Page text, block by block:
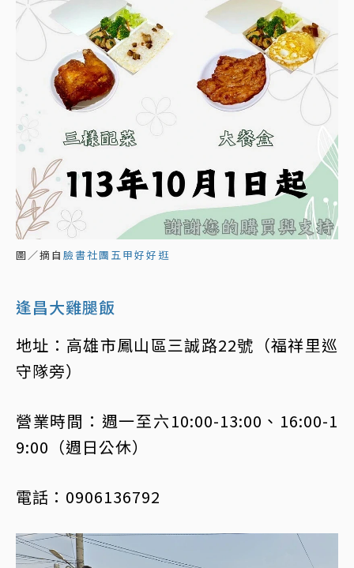
圖／摘自 臉書社團五甲好好逛
逢昌大雞腿飯
地址：高雄市鳳山區三誠路22號（福祥里巡
守隊旁）
營業時間：週一至六10:00-13:00、16:00-1
9:00（週日公休）
電話：0906136792